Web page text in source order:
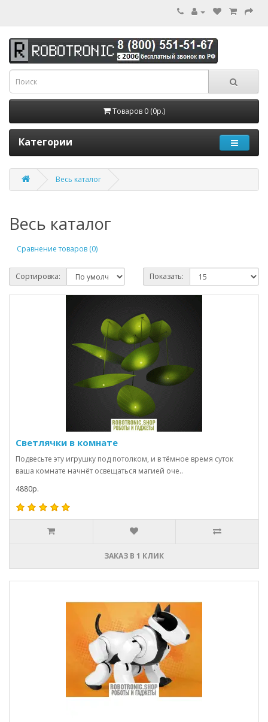
Товаров 0 (0р.)
Категории
Весь каталог
Весь каталог
Сравнение товаров (0)
Сортировка: Показать:
Светлячки в комнате
Подвесьте эту игрушку под потолком, и в тёмное время суток
ваша комнате начнёт освещаться магией оче..
4880р.
ЗАКАЗ В 1 КЛИК